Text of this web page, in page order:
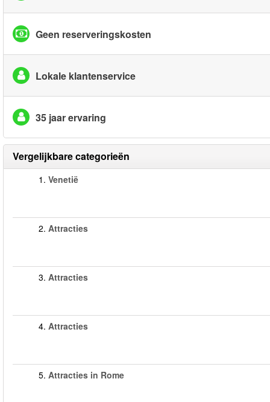
Geen reserveringskosten
Lokale klantenservice
35 jaar ervaring
Vergelijkbare categorieën
1. Venetië
2. Attracties
3. Attracties
4. Attracties
5. Attracties in Rome